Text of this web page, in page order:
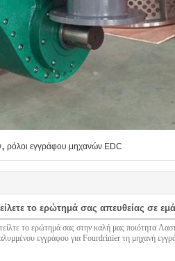
, ρόλοι εγγράφου μηχανών EDC
το ερώτημά σας απευθείας σε